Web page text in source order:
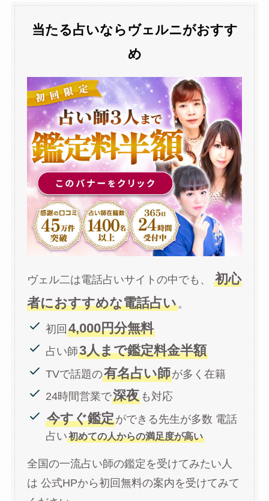
当たる占いならヴェルニがおすす
め
ヴェル二は電話占いサイトの中でも、 初心
者におすすめな電話占い。
初回4,000円分無料
占い師3人まで鑑定料金半額
TVで話題の有名占い師が多く在籍
24時間営業で深夜 も対応
今すぐ鑑定ができる先生が多数 電話
占い初めての人からの満足度が高い
全国の一流占い師の鑑定を受けてみたい人
は 公式HPから初回無料の案内を受けてみて